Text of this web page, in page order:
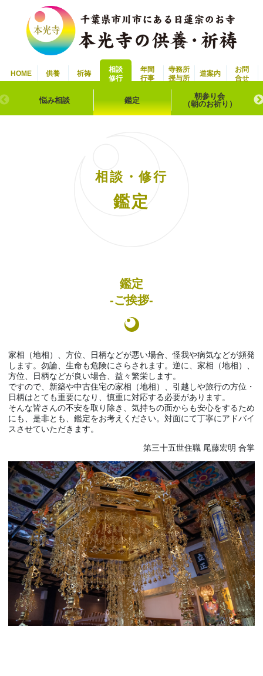
HOME 供養 祈祷
相談
修行
年間
行事
寺務所
授与所
道案内
お問
合せ
悩み相談 鑑定
朝参り会
（朝のお祈り）
相談・修行
鑑定
鑑定
-ご挨拶-
家相（地相）、方位、日柄などが悪い場合、怪我や病気などが頻発
します。勿論、生命も危険にさらされます。逆に、家相（地相）、
方位、日柄などが良い場合、益々繁栄します。
ですので、新築や中古住宅の家相（地相）、引越しや旅行の方位・
日柄はとても重要になり、慎重に対応する必要があります。
そんな皆さんの不安を取り除き、気持ちの面からも安心をするため
にも、是非とも、鑑定をお考えください。対面にて丁寧にアドバイ
スさせていただきます。
第三十五世住職 尾藤宏明 合掌